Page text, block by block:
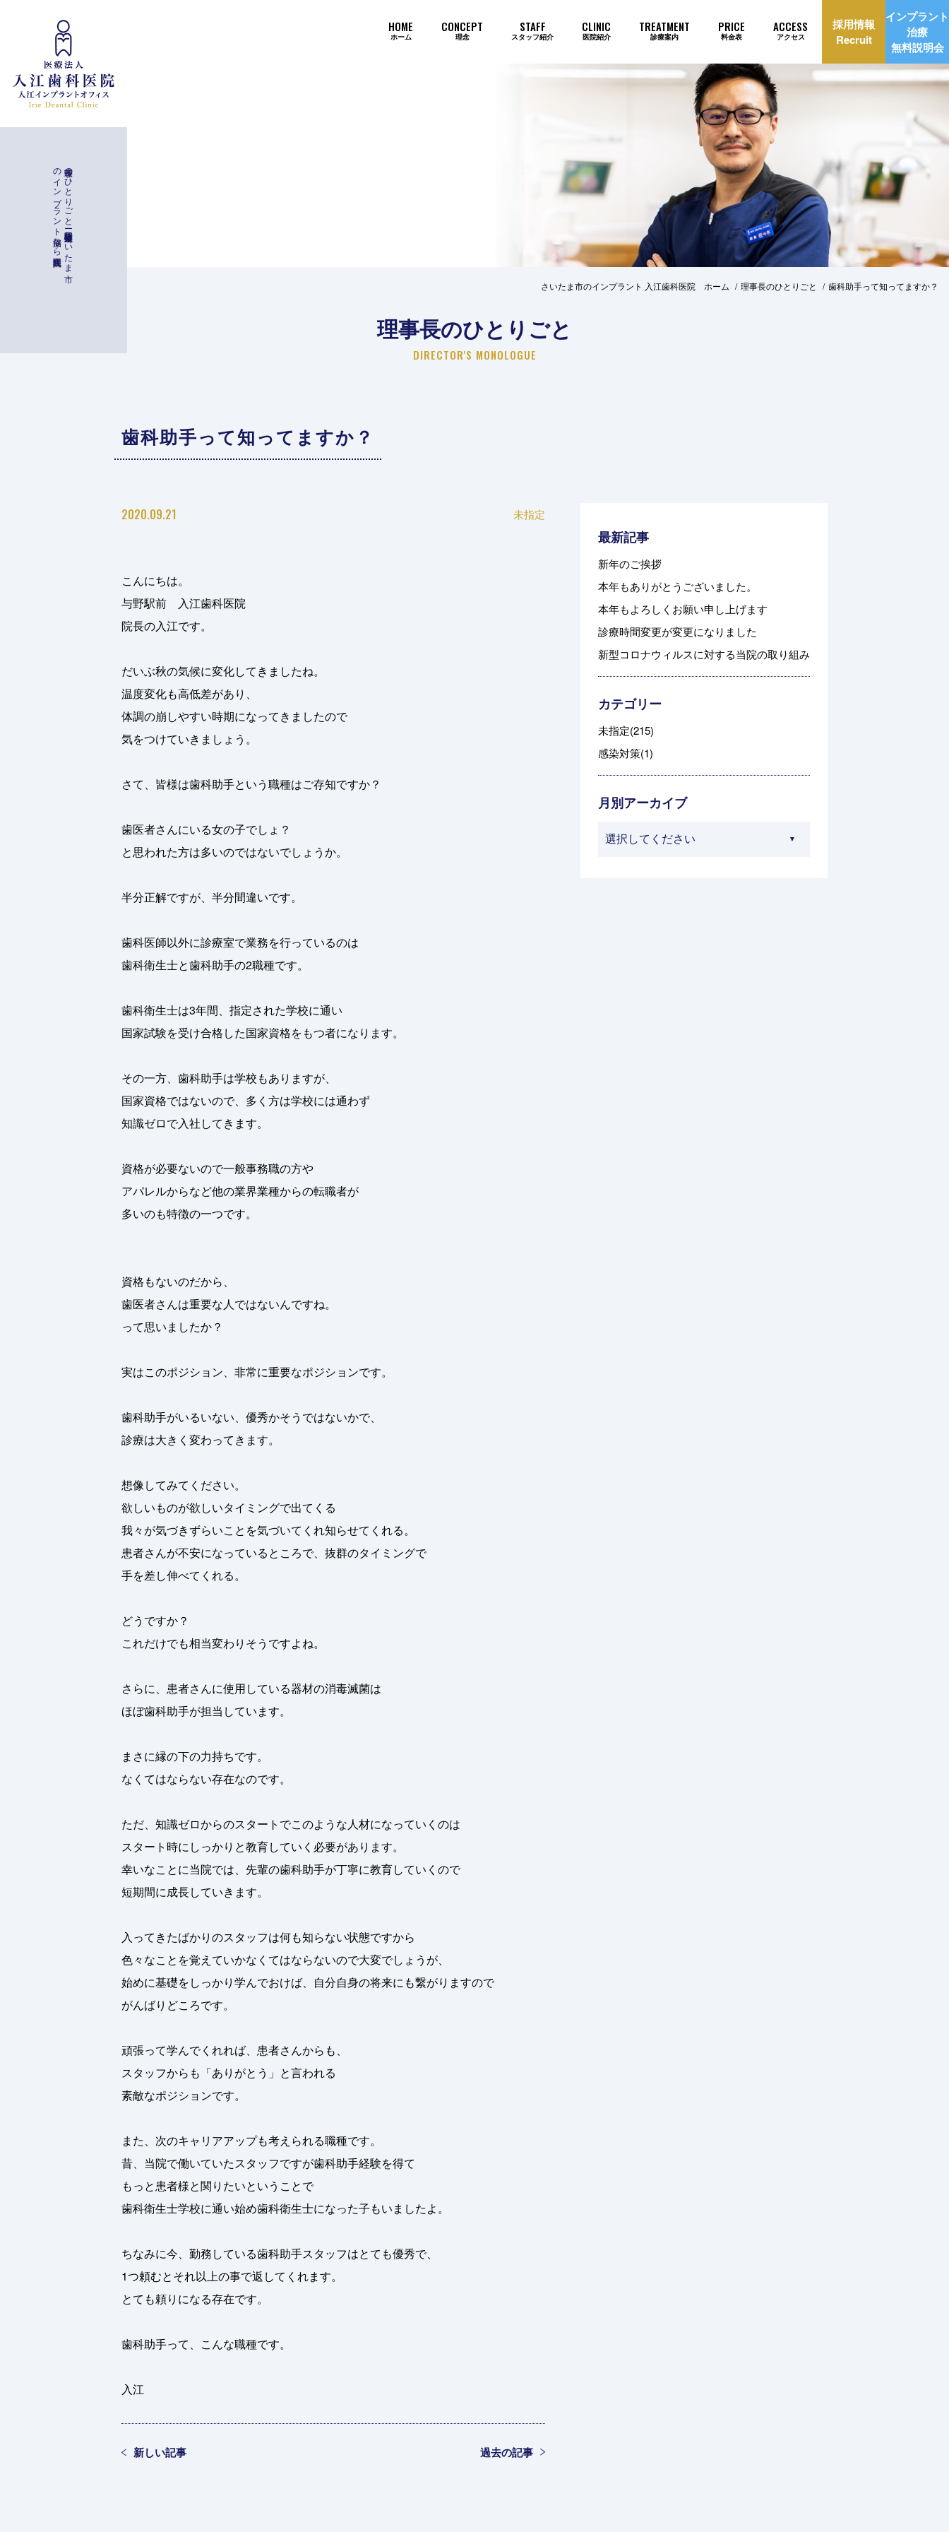
理事長の
ひ
と
り
ご
と
ー
与野駅徒歩二分
埼玉県さ
い
た
ま
市
の
イ
ン
プ
ラ
ン
ト
治療な
ら
入江歯科医院
HOME
ホーム
CONCEPT
理念
STAFF
スタッフ紹介
CLINIC
医院紹介
TREATMENT
診療案内
インプラント治療自動見積もり
PRICE
料金表
ACCESS
アクセス
採用情報
Recruit
インプラント
治療
無料説明会
さいたま市のインプラント 入江歯科医院 ホーム 理事長のひとりごと 歯科助手って知ってますか？
理事長のひとりごと
DIRECTOR'S MONOLOGUE
歯科助手って知ってますか？
2020.09.21 未指定
こんにちは。
与野駅前 入江歯科医院
院長の入江です。
だいぶ秋の気候に変化してきましたね。
温度変化も高低差があり、
体調の崩しやすい時期になってきましたので
気をつけていきましょう。
さて、皆様は歯科助手という職種はご存知ですか？
歯医者さんにいる女の子でしょ？
と思われた方は多いのではないでしょうか。
半分正解ですが、半分間違いです。
歯科医師以外に診療室で業務を行っているのは
歯科衛生士と歯科助手の2職種です。
歯科衛生士は3年間、指定された学校に通い
国家試験を受け合格した国家資格をもつ者になります。
その一方、歯科助手は学校もありますが、
国家資格ではないので、多く方は学校には通わず
知識ゼロで入社してきます。
資格が必要ないので一般事務職の方や
アパレルからなど他の業界業種からの転職者が
多いのも特徴の一つです。
資格もないのだから、
歯医者さんは重要な人ではないんですね。
って思いましたか？
実はこのポジション、非常に重要なポジションです。
歯科助手がいるいない、優秀かそうではないかで、
診療は大きく変わってきます。
想像してみてください。
欲しいものが欲しいタイミングで出てくる
我々が気づきずらいことを気づいてくれ知らせてくれる。
患者さんが不安になっているところで、抜群のタイミングで
手を差し伸べてくれる。
どうですか？
これだけでも相当変わりそうですよね。
さらに、患者さんに使用している器材の消毒滅菌は
ほぼ歯科助手が担当しています。
まさに縁の下の力持ちです。
なくてはならない存在なのです。
ただ、知識ゼロからのスタートでこのような人材になっていくのは
スタート時にしっかりと教育していく必要があります。
幸いなことに当院では、先輩の歯科助手が丁寧に教育していくので
短期間に成長していきます。
入ってきたばかりのスタッフは何も知らない状態ですから
色々なことを覚えていかなくてはならないので大変でしょうが、
始めに基礎をしっかり学んでおけば、自分自身の将来にも繋がりますので
がんばりどころです。
頑張って学んでくれれば、患者さんからも、
スタッフからも「ありがとう」と言われる
素敵なポジションです。
また、次のキャリアアップも考えられる職種です。
昔、当院で働いていたスタッフですが歯科助手経験を得て
もっと患者様と関りたいということで
歯科衛生士学校に通い始め歯科衛生士になった子もいましたよ。
ちなみに今、勤務している歯科助手スタッフはとても優秀で、
1つ頼むとそれ以上の事で返してくれます。
とても頼りになる存在です。
歯科助手って、こんな職種です。
入江
新しい記事 過去の記事
最新記事
新年のご挨拶
本年もありがとうございました。
本年もよろしくお願い申し上げます
診療時間変更が変更になりました
新型コロナウィルスに対する当院の取り組み
カテゴリー
未指定(215)
感染対策(1)
月別アーカイブ